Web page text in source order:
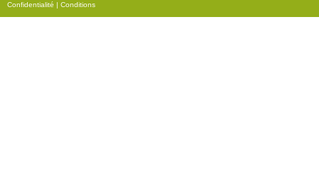
r
Confidentialité | Conditions